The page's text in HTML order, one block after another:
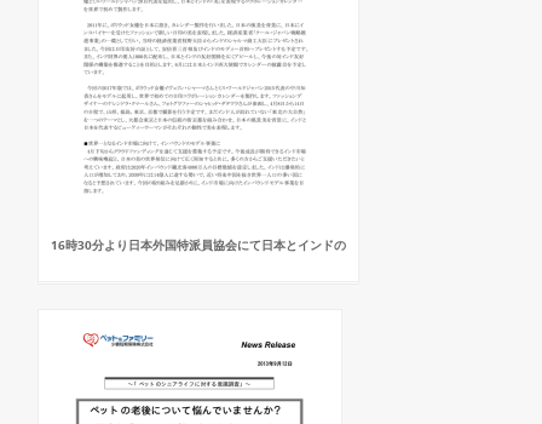
16時30分より日本外国特派員協会にて日本とインドの